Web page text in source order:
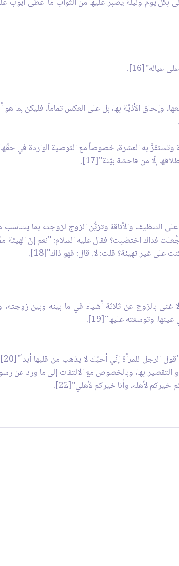
عياله"[16].
الأذيَّة بها، بل على العكس تماماً، فليكن لِما هو
وتستقرَّ به العشرة، خصوصاً مع التوصية الواردة في
إلّا من فاحشة بيّنة"[17].
التنظيف والأناقة وتزيُّن الزوج لزوجته بما يتناسب
فداك اختضبت؟ فقال عليه السلام: "نعم إنّ الهيئة
على غير تهيئة؟ قلت: لا. قال: فهو ذاك"[18].
غنى بالزوج عن ثلاثة أشياء في ما بينه وبين زوجته،
وتوسعته عليها"[19].
التقصير بها، وبالخصوص مع الالتفات إلى ما ورد عن